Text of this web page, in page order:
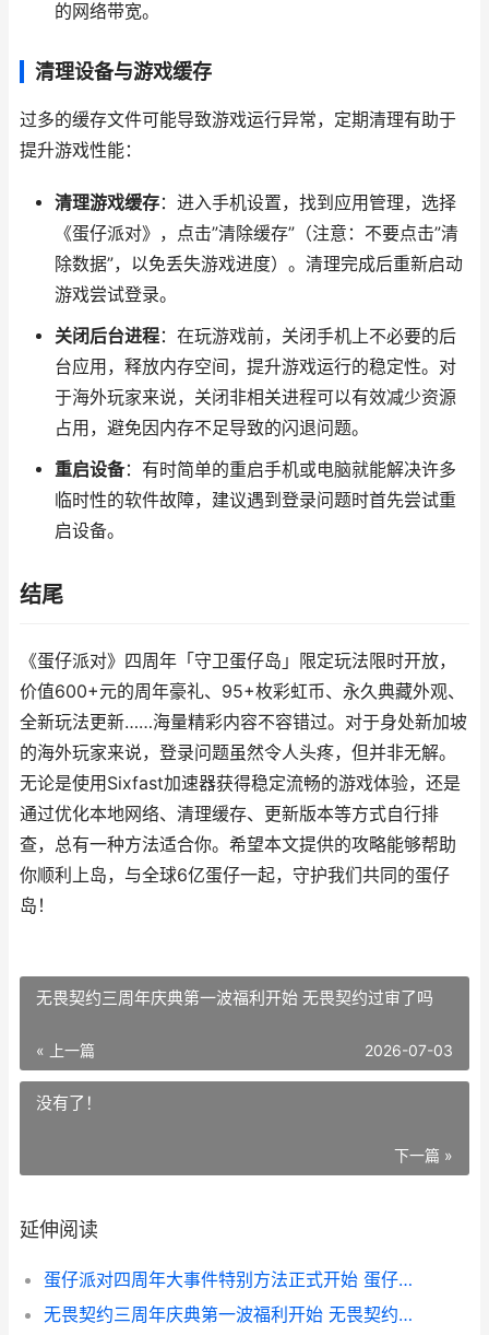
的网络带宽。
清理设备与游戏缓存
过多的缓存文件可能导致游戏运行异常，定期清理有助于
提升游戏性能：
清理游戏缓存：进入手机设置，找到应用管理，选择
《蛋仔派对》，点击”清除缓存”（注意：不要点击”清
除数据”，以免丢失游戏进度）。清理完成后重新启动
游戏尝试登录。
关闭后台进程：在玩游戏前，关闭手机上不必要的后
台应用，释放内存空间，提升游戏运行的稳定性。对
于海外玩家来说，关闭非相关进程可以有效减少资源
占用，避免因内存不足导致的闪退问题。
重启设备：有时简单的重启手机或电脑就能解决许多
临时性的软件故障，建议遇到登录问题时首先尝试重
启设备。
结尾
《蛋仔派对》四周年「守卫蛋仔岛」限定玩法限时开放，
价值600+元的周年豪礼、95+枚彩虹币、永久典藏外观、
全新玩法更新……海量精彩内容不容错过。对于身处新加坡
的海外玩家来说，登录问题虽然令人头疼，但并非无解。
无论是使用Sixfast加速器获得稳定流畅的游戏体验，还是
通过优化本地网络、清理缓存、更新版本等方式自行排
查，总有一种方法适合你。希望本文提供的攻略能够帮助
你顺利上岛，与全球6亿蛋仔一起，守护我们共同的蛋仔
岛！
无畏契约三周年庆典第一波福利开始 无畏契约过审了吗
« 上一篇 2026-07-03
没有了！
下一篇 »
延伸阅读
蛋仔派对四周年大事件特别方法正式开始 蛋仔派对四周年视频
无畏契约三周年庆典第一波福利开始 无畏契约过审了吗